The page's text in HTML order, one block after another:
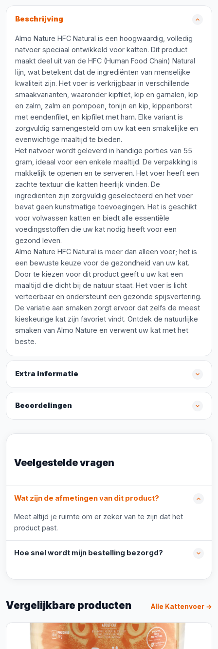
Beschrijving
Almo Nature HFC Natural is een hoogwaardig, volledig
natvoer speciaal ontwikkeld voor katten. Dit product
maakt deel uit van de HFC (Human Food Chain) Natural
lijn, wat betekent dat de ingrediënten van menselijke
kwaliteit zijn. Het voer is verkrijgbaar in verschillende
smaakvarianten, waaronder kipfilet, kip en garnalen, kip
en zalm, zalm en pompoen, tonijn en kip, kippenborst
met eendenfilet, en kipfilet met ham. Elke variant is
zorgvuldig samengesteld om uw kat een smakelijke en
evenwichtige maaltijd te bieden.
Het natvoer wordt geleverd in handige porties van 55
gram, ideaal voor een enkele maaltijd. De verpakking is
makkelijk te openen en te serveren. Het voer heeft een
zachte textuur die katten heerlijk vinden. De
ingrediënten zijn zorgvuldig geselecteerd en het voer
bevat geen kunstmatige toevoegingen. Het is geschikt
voor volwassen katten en biedt alle essentiële
voedingsstoffen die uw kat nodig heeft voor een
gezond leven.
Almo Nature HFC Natural is meer dan alleen voer; het is
een bewuste keuze voor de gezondheid van uw kat.
Door te kiezen voor dit product geeft u uw kat een
maaltijd die dicht bij de natuur staat. Het voer is licht
verteerbaar en ondersteunt een gezonde spijsvertering.
De variatie aan smaken zorgt ervoor dat zelfs de meest
kieskeurige kat zijn favoriet vindt. Ontdek de natuurlijke
smaken van Almo Nature en verwent uw kat met het
beste.
Extra informatie
Beoordelingen
Veelgestelde vragen
Wat zijn de afmetingen van dit product?
Meet altijd je ruimte om er zeker van te zijn dat het
product past.
Hoe snel wordt mijn bestelling bezorgd?
Vergelijkbare producten Alle Kattenvoer →